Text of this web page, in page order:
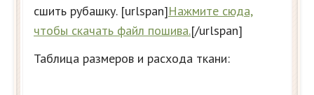
сшить рубашку. [urlspan]Нажмите сюда,
чтобы скачать файл пошива.[/urlspan]
Таблица размеров и расхода ткани: